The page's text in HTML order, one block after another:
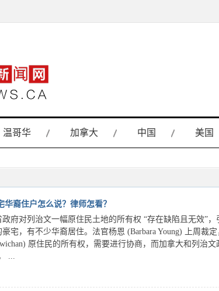
温哥华 加拿大 中国 美国
裔住户怎么说？律师怎看？
府对列治文一幅原住民土地的所有权 “存在缺陷且无效”
宅，有不少华裔居住。法官杨恩 (Barbara Young) 上周裁
原住民的所有权，需要进行协商，而加拿大和列治
...